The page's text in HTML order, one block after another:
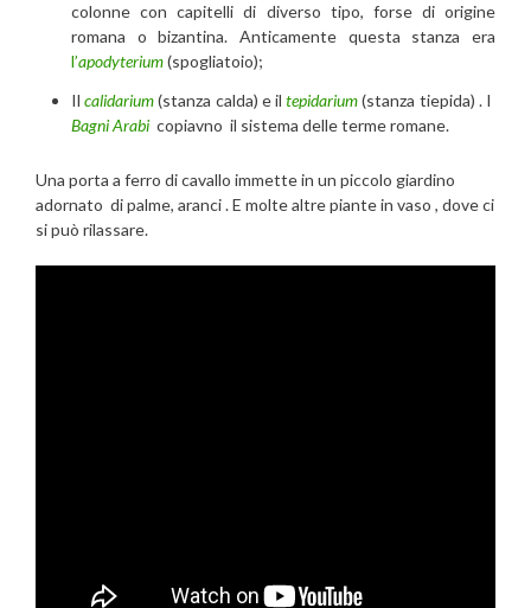
colonne con capitelli di diverso tipo, forse di origine
romana o bizantina. Anticamente questa stanza era
l’apodyterium(spogliatoio);
Ilcalidarium(stanza calda) e iltepidarium(stanza tiepida) . I
Bagni Arabi copiavno il sistema delle terme romane.
Una porta a ferro di cavallo immette in un piccolo giardino
adornato di palme, aranci . E molte altre piante in vaso , dove ci
si può rilassare.